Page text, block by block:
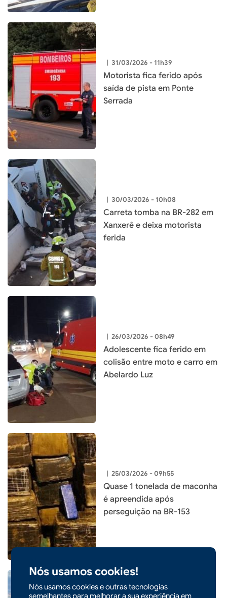
Nós usamos cookies!
Nós usamos cookies e outras tecnologias
semelhantes para melhorar a sua experiência em
| 31/03/2026 - 11h39
Motorista fica ferido após
saída de pista em Ponte
Serrada
| 30/03/2026 - 10h08
Carreta tomba na BR-282 em
Xanxerê e deixa motorista
ferida
| 26/03/2026 - 08h49
Adolescente fica ferido em
colisão entre moto e carro em
Abelardo Luz
| 25/03/2026 - 09h55
Quase 1 tonelada de maconha
é apreendida após
perseguição na BR-153